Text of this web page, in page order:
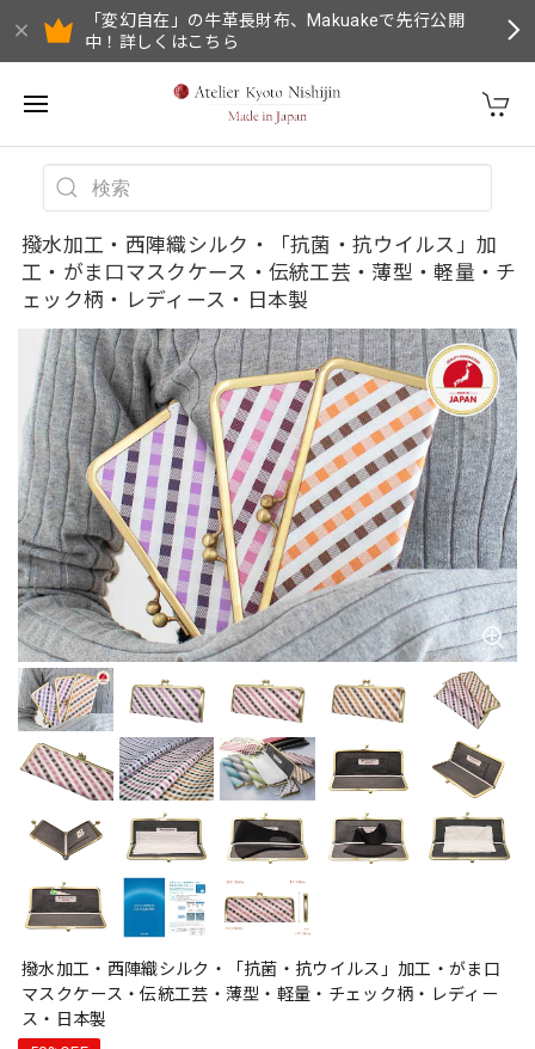
「変幻自在」の牛革長財布、Makuakeで先行公開
中！詳しくはこちら
撥水加工・西陣織シルク・「抗菌・抗ウイルス」加
工・がま口マスクケース・伝統工芸・薄型・軽量・チ
ェック柄・レディース・日本製
撥水加工・西陣織シルク・「抗菌・抗ウイルス」加工・がま口
マスクケース・伝統工芸・薄型・軽量・チェック柄・レディー
ス・日本製